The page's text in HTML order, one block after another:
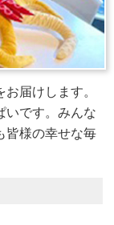
お届けします。
いです。みんな
皆様の幸せな毎